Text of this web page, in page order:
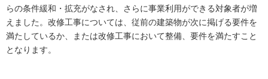
らの条件緩和・拡充がなされ、さらに事業利用ができる対象者が増
えました。改修工事については、従前の建築物が次に掲げる要件を
満たしているか、または改修工事において整備、要件を満たすこと
となります。